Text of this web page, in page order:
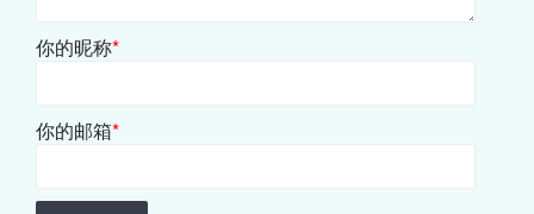
你的昵称*
你的邮箱*